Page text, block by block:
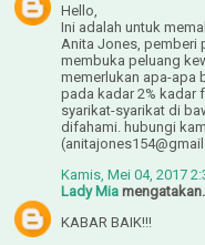
Hello,
Ini adalah untuk
Anita Jones, pemberi
membuka peluang
memerlukan apa-apa
pada kadar 2% kadar
syarikat-syarikat di
difahami. hubungi
Kamis, Mei 04, 2017
Lady Mia
KABAR BAIK!!!